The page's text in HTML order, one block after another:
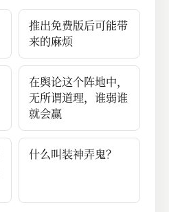
推出免费版后可能带
来的麻烦
在舆论这个阵地中，
无所谓道理，谁弱谁
就会赢
什么叫装神弄鬼？